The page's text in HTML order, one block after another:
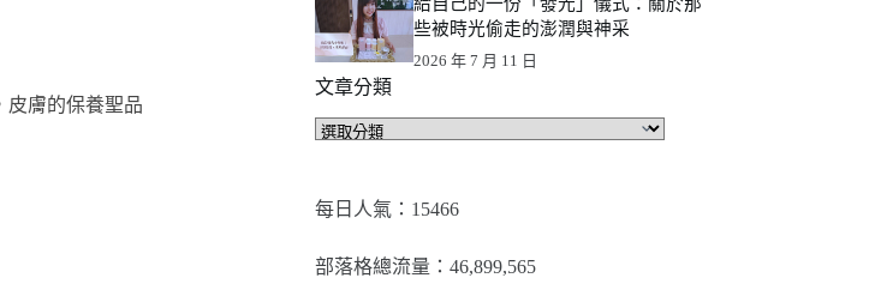
些被時光偷走的澎潤與神采
2026 年 7 月 11 日
文章分類
文
類
每日人氣：15466
部落格總流量：​46,899,565